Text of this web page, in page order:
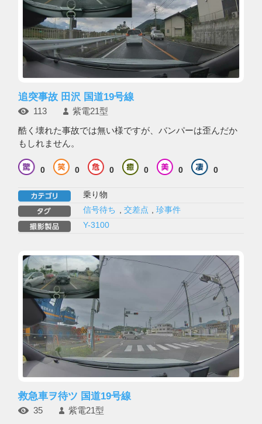
追突事故 田沢 国道19号線
113 紫電21型
酷く壊れた事故では無い様ですが、バンパーは歪んだか
もしれません。
0 0 0 0 0 0
乗り物
信号待ち , 交差点 ,珍事件
Y-3100
救急車ヲ待ツ 国道19号線
35 紫電21型